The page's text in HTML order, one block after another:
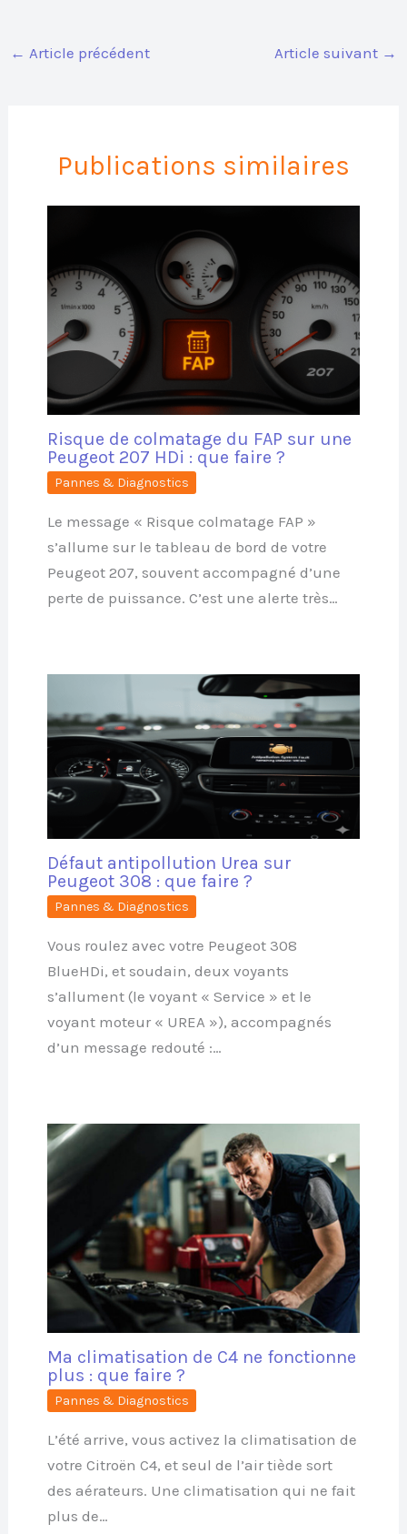
← Article précédent Article suivant →
Publications similaires
Risque de colmatage du FAP sur une
Peugeot 207 HDi : que faire ?
Pannes & Diagnostics
Le message « Risque colmatage FAP »
s’allume sur le tableau de bord de votre
Peugeot 207, souvent accompagné d’une
perte de puissance. C’est une alerte très…
Défaut antipollution Urea sur
Peugeot 308 : que faire ?
Pannes & Diagnostics
Vous roulez avec votre Peugeot 308
BlueHDi, et soudain, deux voyants
s’allument (le voyant « Service » et le
voyant moteur « UREA »), accompagnés
d’un message redouté :…
Ma climatisation de C4 ne fonctionne
plus : que faire ?
Pannes & Diagnostics
L’été arrive, vous activez la climatisation de
votre Citroën C4, et seul de l’air tiède sort
des aérateurs. Une climatisation qui ne fait
plus de…